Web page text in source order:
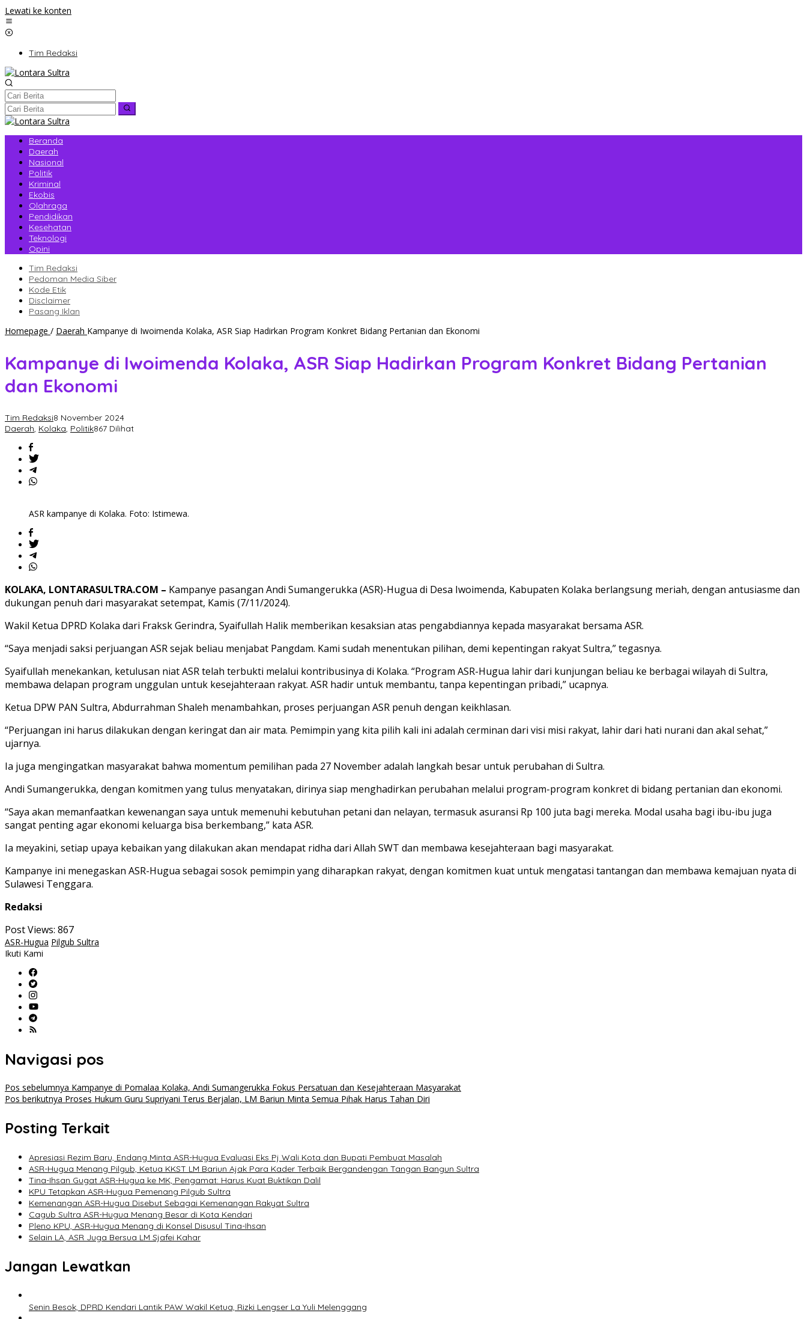
Lewati ke konten
Tim Redaksi
Beranda
Daerah
Nasional
Politik
Kriminal
Ekobis
Olahraga
Pendidikan
Kesehatan
Teknologi
Opini
Tim Redaksi
Pedoman Media Siber
Kode Etik
Disclaimer
Pasang Iklan
Homepage / Daerah Kampanye di Iwoimenda Kolaka, ASR Siap Hadirkan Program Konkret Bidang Pertanian dan Ekonomi
Kampanye di Iwoimenda Kolaka, ASR Siap Hadirkan Program Konkret Bidang Pertanian
dan Ekonomi
Tim Redaksi8 November 2024
Daerah, Kolaka, Politik867 Dilihat
ASR kampanye di Kolaka. Foto: Istimewa.
KOLAKA, LONTARASULTRA.COM – Kampanye pasangan Andi Sumangerukka (ASR)-Hugua di Desa Iwoimenda, Kabupaten Kolaka berlangsung meriah, dengan antusiasme dan
dukungan penuh dari masyarakat setempat, Kamis (7/11/2024).
Wakil Ketua DPRD Kolaka dari Fraksk Gerindra, Syaifullah Halik memberikan kesaksian atas pengabdiannya kepada masyarakat bersama ASR.
“Saya menjadi saksi perjuangan ASR sejak beliau menjabat Pangdam. Kami sudah menentukan pilihan, demi kepentingan rakyat Sultra,” tegasnya.
Syaifullah menekankan, ketulusan niat ASR telah terbukti melalui kontribusinya di Kolaka. “Program ASR-Hugua lahir dari kunjungan beliau ke berbagai wilayah di Sultra,
membawa delapan program unggulan untuk kesejahteraan rakyat. ASR hadir untuk membantu, tanpa kepentingan pribadi,” ucapnya.
Ketua DPW PAN Sultra, Abdurrahman Shaleh menambahkan, proses perjuangan ASR penuh dengan keikhlasan.
“Perjuangan ini harus dilakukan dengan keringat dan air mata. Pemimpin yang kita pilih kali ini adalah cerminan dari visi misi rakyat, lahir dari hati nurani dan akal sehat,”
ujarnya.
Ia juga mengingatkan masyarakat bahwa momentum pemilihan pada 27 November adalah langkah besar untuk perubahan di Sultra.
Andi Sumangerukka, dengan komitmen yang tulus menyatakan, dirinya siap menghadirkan perubahan melalui program-program konkret di bidang pertanian dan ekonomi.
“Saya akan memanfaatkan kewenangan saya untuk memenuhi kebutuhan petani dan nelayan, termasuk asuransi Rp 100 juta bagi mereka. Modal usaha bagi ibu-ibu juga
sangat penting agar ekonomi keluarga bisa berkembang,” kata ASR.
Ia meyakini, setiap upaya kebaikan yang dilakukan akan mendapat ridha dari Allah SWT dan membawa kesejahteraan bagi masyarakat.
Kampanye ini menegaskan ASR-Hugua sebagai sosok pemimpin yang diharapkan rakyat, dengan komitmen kuat untuk mengatasi tantangan dan membawa kemajuan nyata di
Sulawesi Tenggara.
Redaksi
Post Views: 867
ASR-Hugua Pilgub Sultra
Ikuti Kami
Navigasi pos
Pos sebelumnya Kampanye di Pomalaa Kolaka, Andi Sumangerukka Fokus Persatuan dan Kesejahteraan Masyarakat
Pos berikutnya Proses Hukum Guru Supriyani Terus Berjalan, LM Bariun Minta Semua Pihak Harus Tahan Diri
Posting Terkait
Apresiasi Rezim Baru, Endang Minta ASR-Hugua Evaluasi Eks Pj Wali Kota dan Bupati Pembuat Masalah
ASR-Hugua Menang Pilgub, Ketua KKST LM Bariun Ajak Para Kader Terbaik Bergandengan Tangan Bangun Sultra
Tina-Ihsan Gugat ASR-Hugua ke MK, Pengamat: Harus Kuat Buktikan Dalil
KPU Tetapkan ASR-Hugua Pemenang Pilgub Sultra
Kemenangan ASR-Hugua Disebut Sebagai Kemenangan Rakyat Sultra
Cagub Sultra ASR-Hugua Menang Besar di Kota Kendari
Pleno KPU, ASR-Hugua Menang di Konsel Disusul Tina-Ihsan
Selain LA, ASR Juga Bersua LM Sjafei Kahar
Jangan Lewatkan
Senin Besok, DPRD Kendari Lantik PAW Wakil Ketua, Rizki Lengser La Yuli Melenggang